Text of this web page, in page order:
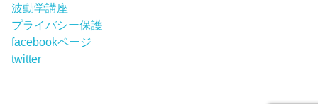
波動学講座
プライバシー保護
facebookページ
twitter